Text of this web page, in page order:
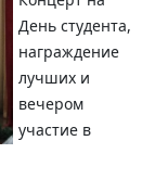
День студента,
награждение
лучших и
вечером
участие в